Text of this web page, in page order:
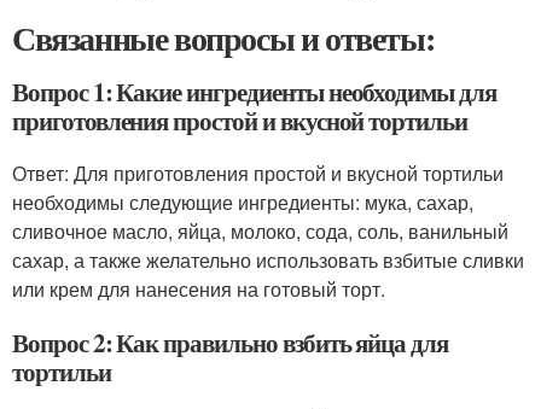
Связанные вопросы и ответы:
Вопрос 1: Какие ингредиенты необходимы для
приготовления простой и вкусной тортильи
Ответ: Для приготовления простой и вкусной тортильи
необходимы следующие ингредиенты: мука, сахар,
сливочное масло, яйца, молоко, сода, соль, ванильный
сахар, а также желательно использовать взбитые сливки
или крем для нанесения на готовый торт.
Вопрос 2: Как правильно взбить яйца для
тортильи